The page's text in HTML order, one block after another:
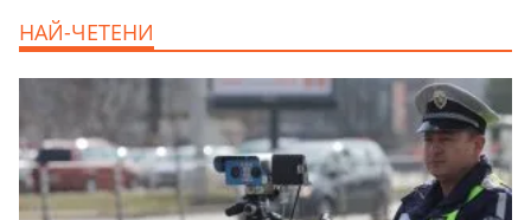
НАЙ-ЧЕТЕНИ